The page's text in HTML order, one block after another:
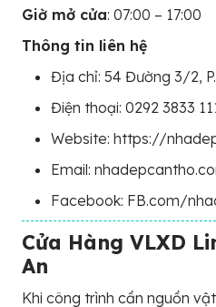
Giờ mở cửa: 07:00 – 17:00
Thông tin liên hệ
Địa chỉ: 54 Đường 3/2,
Điện thoại: 0292 3833
Website: https://
Email:
Facebook: FB.com/
Cửa Hàng VLXD
An
Khi công trình cần nguồn